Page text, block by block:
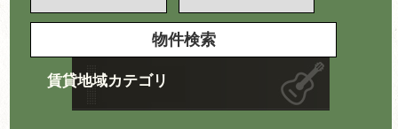
賃貸地域カテゴリ